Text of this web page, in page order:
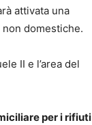
attivata una
domestiche.
II e l’area del
per i rifiuti